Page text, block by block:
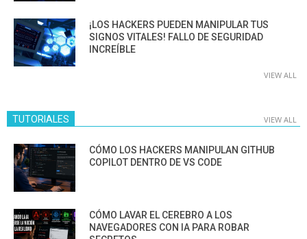
¡LOS HACKERS PUEDEN MANIPULAR TUS
SIGNOS VITALES! FALLO DE SEGURIDAD
INCREÍBLE
VIEW ALL
TUTORIALES VIEW ALL
CÓMO LOS HACKERS MANIPULAN GITHUB
COPILOT DENTRO DE VS CODE
CÓMO LAVAR EL CEREBRO A LOS
NAVEGADORES CON IA PARA ROBAR